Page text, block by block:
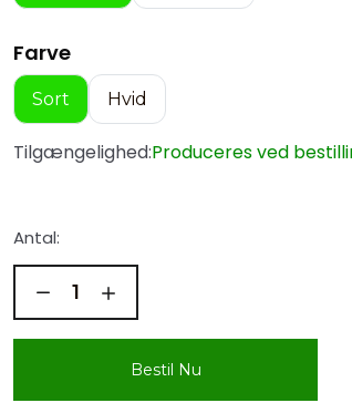
Farve
Sort Hvid
Tilgængelighed:Produceres ved
Antal:
Bestil Nu